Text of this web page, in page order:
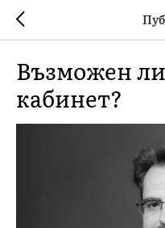
Възможен
кабинет?